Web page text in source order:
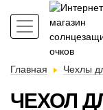
Главная Чехлы
ЧЕХОЛ